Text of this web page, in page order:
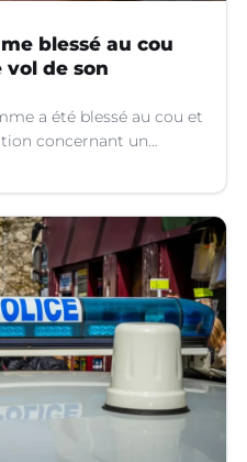
blessé au cou
de son
a été blessé au cou et
concernant un
(Hérault).